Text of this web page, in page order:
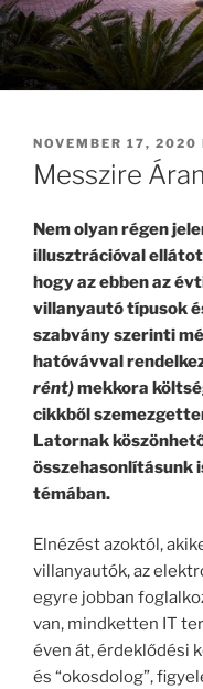
POSTED
ON
NOVEMBER 17, 2020
Messzire
Nem olyan régen
illusztrációval
hogy az ebben az
villanyautó típusok
szabvány szerinti
hatóvávval
rént)mekkora
cikkből
Latornak
összehasonlításunk
témában.
Elnézést azoktól,
villanyautók, az
egyre jobban
van, mindketten IT
éven át, érdeklődési
és “okosdolog”,